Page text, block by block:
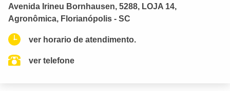
Avenida Irineu Bornhausen, 5288, LOJA 14,
Agronômica, Florianópolis - SC
ver horario de atendimento.
ver telefone